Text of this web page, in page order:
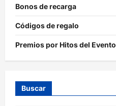
Bonos de recarga
Códigos de regalo
Premios por Hitos del Evento
Buscar